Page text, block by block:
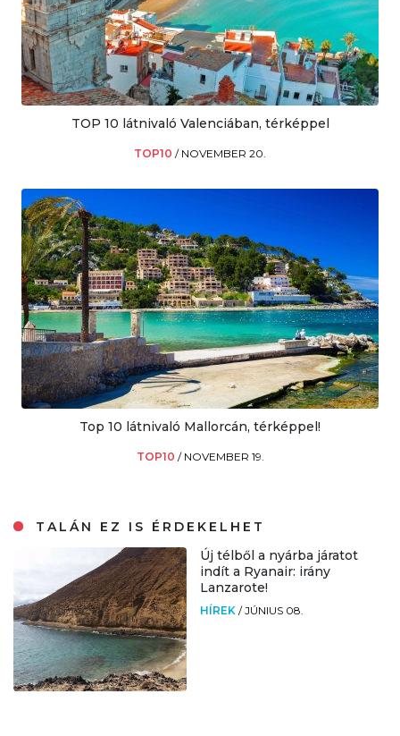
TOP 10 látnivaló Valenciában, térképpel
TOP10 / NOVEMBER 20.
Top 10 látnivaló Mallorcán, térképpel!
TOP10 / NOVEMBER 19.
TALÁN EZ IS ÉRDEKELHET
Új télből a nyárba járatot
indít a Ryanair: irány
Lanzarote!
HÍREK /JÚNIUS 08.